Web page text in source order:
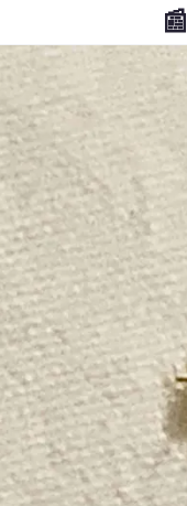
📰